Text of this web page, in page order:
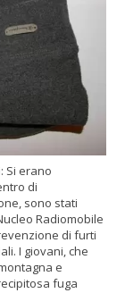
Si erano
di
sono stati
Radiomobile
di furti
I giovani, che
e
fuga